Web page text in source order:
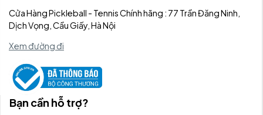
Cửa Hàng Pickleball - Tennis Chính hãng : 77 Trần Đăng Ninh,
Dịch Vọng, Cầu Giấy, Hà Nội
Xem đường đi
Bạn cần hỗ trợ?